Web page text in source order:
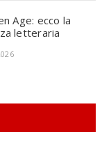
Age: ecco la
letteraria